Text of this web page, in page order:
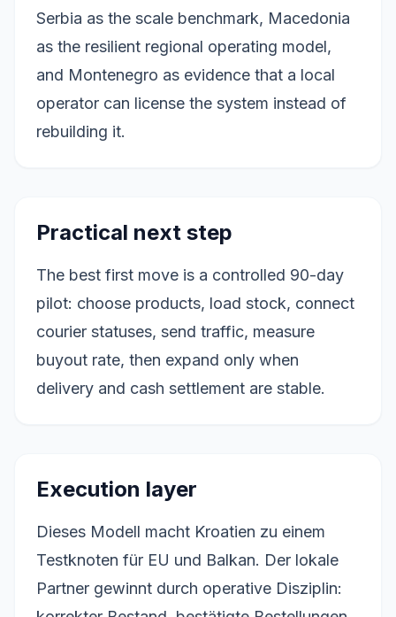
Serbia as the scale benchmark, Macedonia
as the resilient regional operating model,
and Montenegro as evidence that a local
operator can license the system instead of
rebuilding it.
Practical next step
The best first move is a controlled 90-day
pilot: choose products, load stock, connect
courier statuses, send traffic, measure
buyout rate, then expand only when
delivery and cash settlement are stable.
Execution layer
Dieses Modell macht Kroatien zu einem
Testknoten für EU und Balkan. Der lokale
Partner gewinnt durch operative Disziplin: